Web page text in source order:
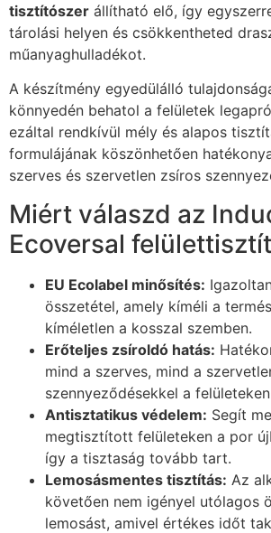
tisztítószer állítható elő, így
tárolási helyen és csökkentheted
műanyaghulladékot.
A készítmény egyedülálló
könnyedén behatol a felületek
ezáltal rendkívül mély és alapos
formulájának köszönhetően
szerves és szervetlen zsíros
Miért válaszd az
Ecoversal
EU Ecolabel minősítés:
összetétel, amely kíméli a
kíméletlen a kosszal szemben.
Erőteljes zsíroldó hatás:
mind a szerves, mind a
szennyeződésekkel a
Antisztatikus védelem: Segít
megtisztított felületeken a por
így a tisztaság tovább tart.
Lemosásmentes tisztítás: Az
követően nem igényel utólagos
lemosást, amivel értékes időt